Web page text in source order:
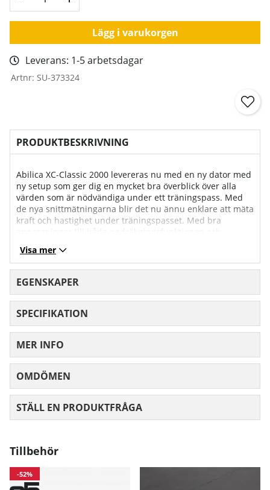
Lägg i varukorgen
Leverans: 1-5 arbetsdagar
Artnr: SU-373324
PRODUKTBESKRIVNING
Abilica XC-Classic 2000 levereras nu med en ny dator med
ny setup som ger dig en mycket bra överblick över alla
värden som är nödvändiga under ett träningspass. Med
de nya snittmätningarna blir det nu ännu enklare att mäta
kraft och hastighet under träningspasset. Med bra
anpassningar till både nedräkningsfunktionen och
i din träning. Efter avslutat pass i ett program kommer
datorn att visa en bra översikt över din träning som
kommer att lagras i ''minne''-funktionen på datorn.
Datorn kan även kopplas till apparna Kinomap för flera
träningsprogram och D-Fit för att logga träningspass.
Effektiv användning av stakmaskin?
VARSÅGOD -
Visa mer
EGENSKAPER
SPECIFIKATION
MER INFO
OMDÖMEN
STÄLL EN PRODUKTFRÅGA
Tillbehör
-52%